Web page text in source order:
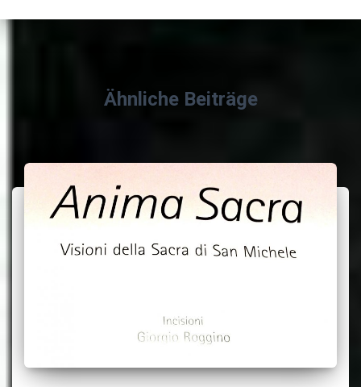
Ähnliche Beiträge